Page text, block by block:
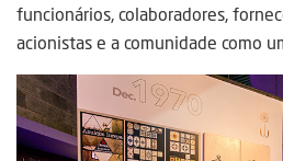
funcionários, colaboradores,
acionistas e a comunidade como